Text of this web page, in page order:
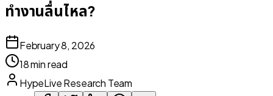
ทำงานลื่นไหล?
February 8, 2026
18 min read
HypeLive Research Team